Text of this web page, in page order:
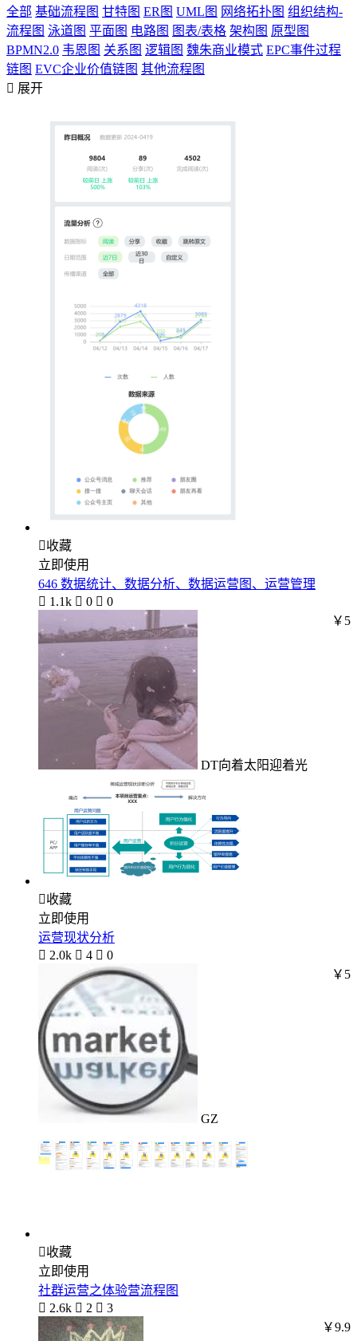
全部 基础流程图 甘特图 ER图 UML图 网络拓扑图 组织结构-
流程图 泳道图 平面图 电路图 图表/表格 架构图 原型图
BPMN2.0 韦恩图 关系图 逻辑图 魏朱商业模式 EPC事件过程
链图 EVC企业价值链图 其他流程图
 展开
收藏
立即使用
646 数据统计、数据分析、数据运营图、运营管理
 1.1k  0  0
DT向着太阳迎着光
￥5
收藏
立即使用
运营现状分析
 2.0k  4  0
GZ
￥5
收藏
立即使用
社群运营之体验营流程图
 2.6k  2  3
￥9.9